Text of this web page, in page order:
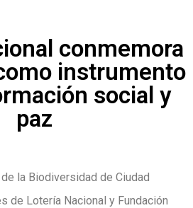
conmemora
instrumento
social y
paz
la Biodiversidad de Ciudad
de Lotería Nacional y Fundación